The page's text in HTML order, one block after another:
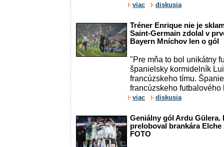
viac diskusia
Tréner Enrique nie je
Saint-Germain zdolal v
Bayern Mníchov len o gól
"Pre mňa to bol unikátny
španielsky kormidelník
francúzskeho tímu.
francúzskeho futbalového
viac diskusia
Geniálny gól Ardu Gülera.
preloboval brankára Elche
FOTO